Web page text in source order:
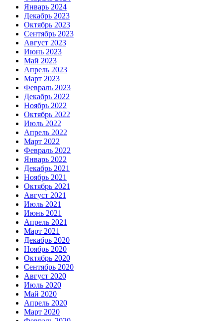
Январь 2024
Декабрь 2023
Октябрь 2023
Сентябрь 2023
Август 2023
Июнь 2023
Май 2023
Апрель 2023
Март 2023
Февраль 2023
Декабрь 2022
Ноябрь 2022
Октябрь 2022
Июль 2022
Апрель 2022
Март 2022
Февраль 2022
Январь 2022
Декабрь 2021
Ноябрь 2021
Октябрь 2021
Август 2021
Июль 2021
Июнь 2021
Апрель 2021
Март 2021
Декабрь 2020
Ноябрь 2020
Октябрь 2020
Сентябрь 2020
Август 2020
Июль 2020
Май 2020
Апрель 2020
Март 2020